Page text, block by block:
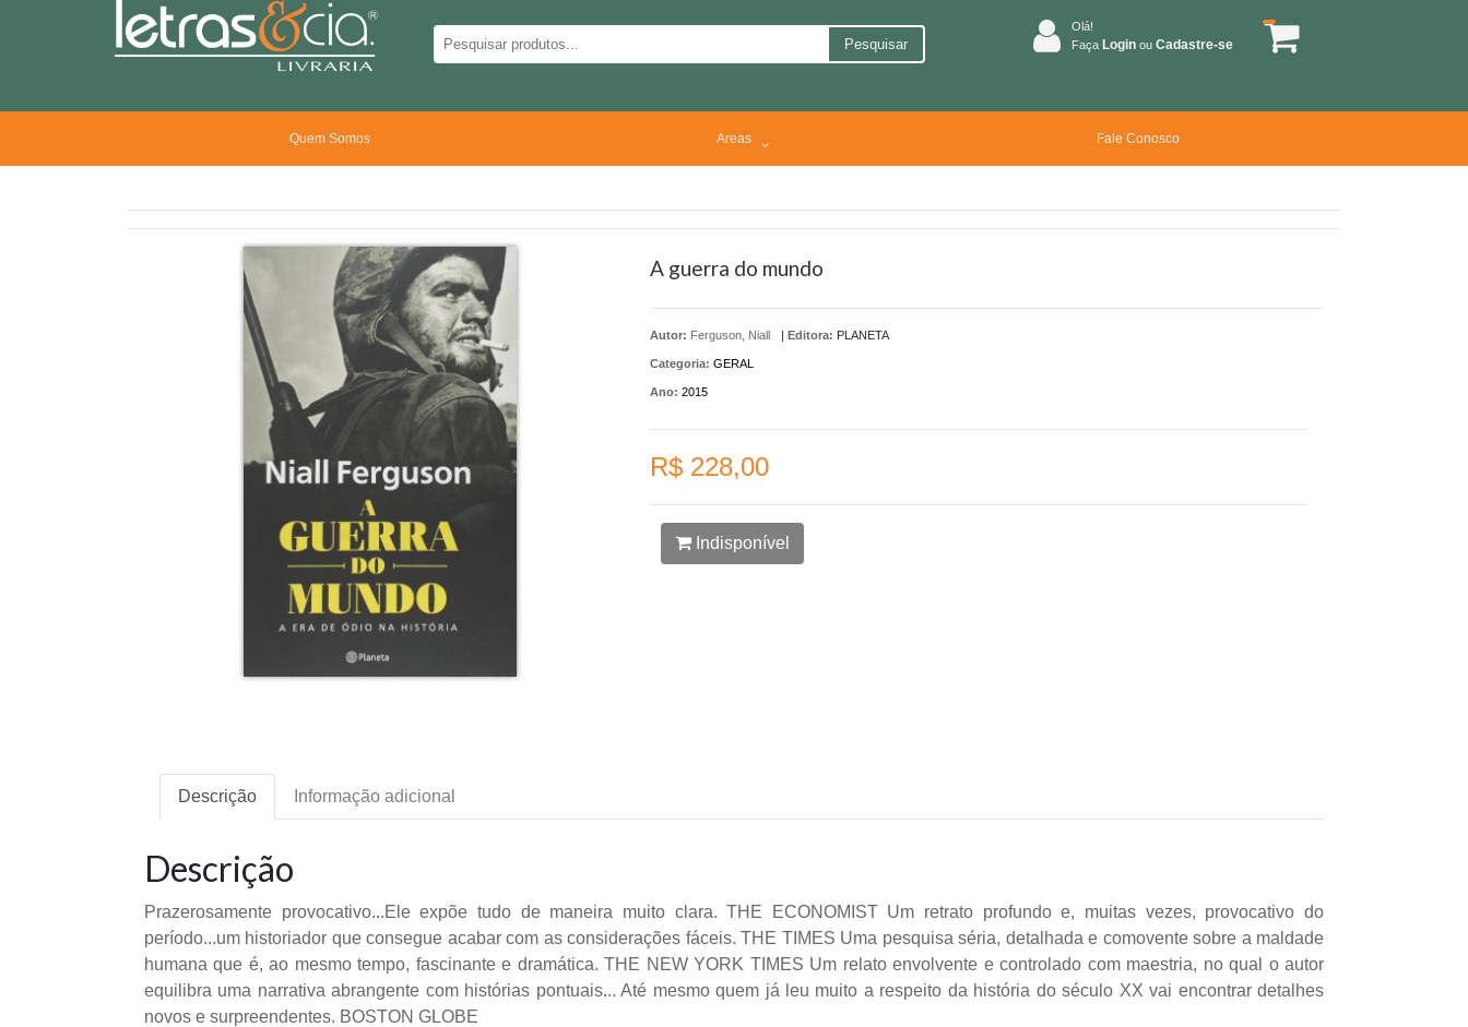
Pesquisar
Olá!
Faça Login ou Cadastre-se
Quem Somos Areas Fale Conosco
A guerra do mundo
Autor: Ferguson, Niall | Editora: PLANETA
Categoria: GERAL
Ano: 2015
R$ 228,00
Indisponível
Descrição Informação adicional
Descrição
Prazerosamente provocativo...Ele expõe tudo de maneira muito clara. THE ECONOMIST Um retrato profundo e, muitas vezes, provocativo do
período...um historiador que consegue acabar com as considerações fáceis. THE TIMES Uma pesquisa séria, detalhada e comovente sobre a maldade
humana que é, ao mesmo tempo, fascinante e dramática. THE NEW YORK TIMES Um relato envolvente e controlado com maestria, no qual o autor
equilibra uma narrativa abrangente com histórias pontuais... Até mesmo quem já leu muito a respeito da história do século XX vai encontrar detalhes
novos e surpreendentes. BOSTON GLOBE